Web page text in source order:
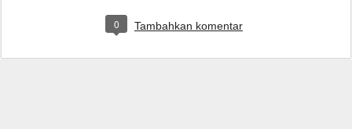
0 Tambahkan komentar